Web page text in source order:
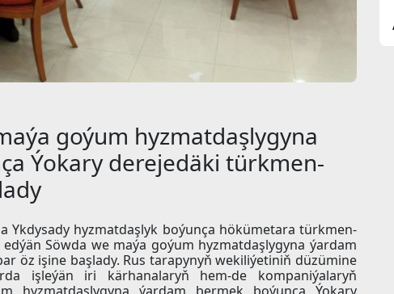
goýum hyzmatdaşlygyna
Ýokary derejedäki türkmen-
Ykdysady hyzmatdaşlyk boýunça hökümetara türkmen-
Söwda we maýa goýum hyzmatdaşlygyna ýardam
öz işine başlady. Rus tarapynyň wekiliýetiniň düzümine
işleýän iri kärhanalaryň hem-de kompaniýalaryň